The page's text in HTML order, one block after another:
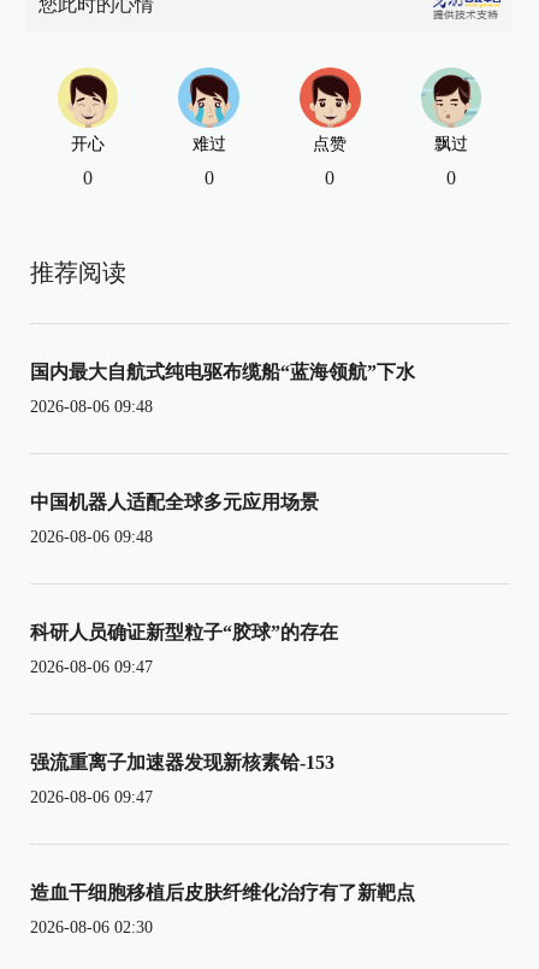
您此时的心情
开心
0
难过
0
点赞
0
飘过
0
推荐阅读
国内最大自航式纯电驱布缆船“蓝海领航”下水
2026-08-06 09:48
中国机器人适配全球多元应用场景
2026-08-06 09:48
科研人员确证新型粒子“胶球”的存在
2026-08-06 09:47
强流重离子加速器发现新核素铪-153
2026-08-06 09:47
造血干细胞移植后皮肤纤维化治疗有了新靶点
2026-08-06 02:30